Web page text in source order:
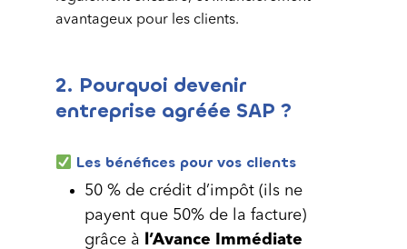
avantageux pour les clients.
2. Pourquoi devenir
entreprise agréée SAP ?
Les bénéfices pour vos clients
50 % de crédit d’impôt (ils ne
payent que 50% de la facture)
grâce à
l’Avance Immédiate